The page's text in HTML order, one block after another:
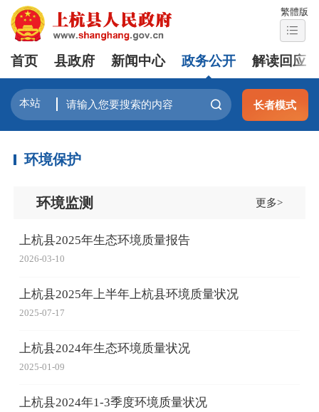
繁體版
首页 县政府 新闻中心 政务公开 解读回应
长者模式
环境保护
环境监测 更多>
上杭县2025年生态环境质量报告
2026-03-10
上杭县2025年上半年上杭县环境质量状况
2025-07-17
上杭县2024年生态环境质量状况
2025-01-09
上杭县2024年1-3季度环境质量状况